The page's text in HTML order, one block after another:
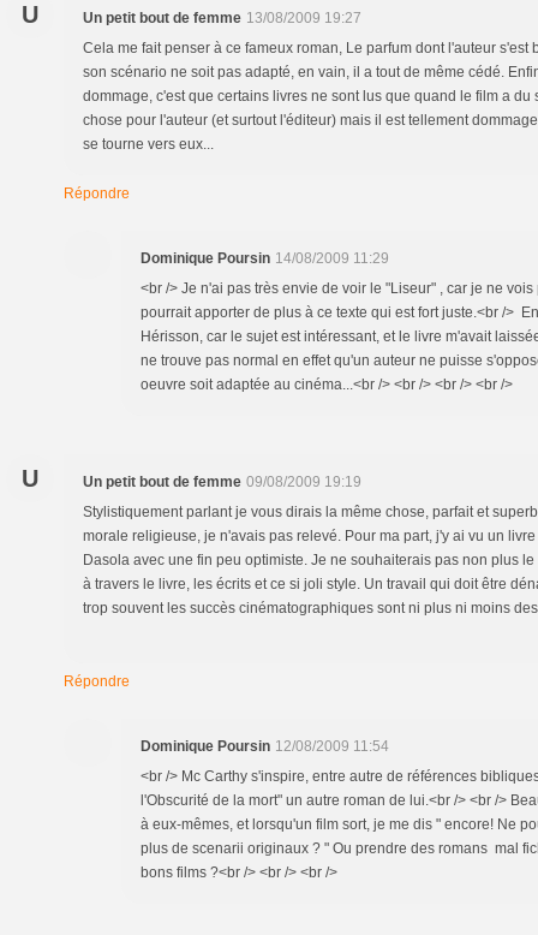
U Un petit bout de femme 13/08/2009 19:27
Cela me fait penser à ce fameux roman, Le parfum dont l'auteur s'est
son scénario ne soit pas adapté, en vain, il a tout de même cédé.
dommage, c'est que certains livres ne sont lus que quand le film a du
chose pour l'auteur (et surtout l'éditeur) mais il est tellement
se tourne vers eux...
Répondre
Dominique Poursin 14/08/2009 11:29
<br /> Je n'ai pas très envie de voir le "Liseur" , car je ne
pourrait apporter de plus à ce texte qui est fort juste.<br />
Hérisson, car le sujet est intéressant, et le livre m'avait
ne trouve pas normal en effet qu'un auteur ne puisse
oeuvre soit adaptée au cinéma...<br /> <br /> <br /> <br />
U Un petit bout de femme 09/08/2009 19:19
Stylistiquement parlant je vous dirais la même chose, parfait et
morale religieuse, je n'avais pas relevé. Pour ma part, j'y ai vu un
Dasola avec une fin peu optimiste. Je ne souhaiterais pas non plus
à travers le livre, les écrits et ce si joli style. Un travail qui doit être
trop souvent les succès cinématographiques sont ni plus ni moins
Répondre
Dominique Poursin 12/08/2009 11:54
<br /> Mc Carthy s'inspire, entre autre de références
l'Obscurité de la mort" un autre roman de lui.<br /> <br />
à eux-mêmes, et lorsqu'un film sort, je me dis " encore! Ne
plus de scenarii originaux ? " Ou prendre des romans mal
bons films ?<br /> <br /> <br />